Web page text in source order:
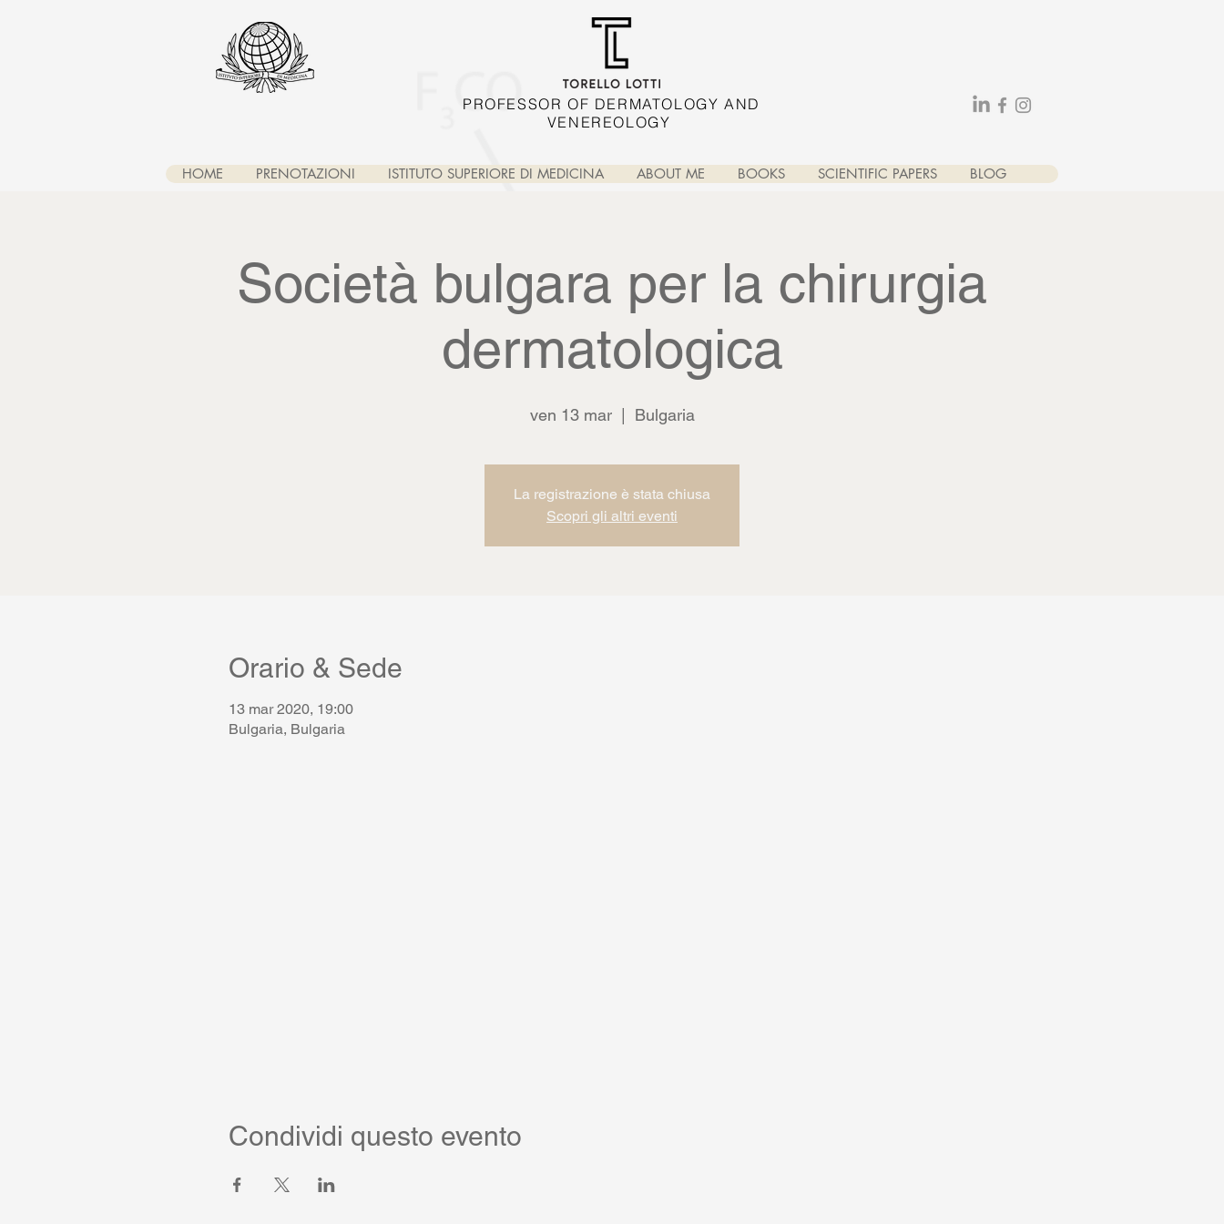
PROFESSOR OF DERMATOLOGY AND
VENEREOLOGY
HOME PRENOTAZIONI ISTITUTO SUPERIORE DI MEDICINA ABOUT ME BOOKS SCIENTIFIC PAPERS BLOG
Società bulgara per la chirurgia
dermatologica
ven 13 mar
  |
Bulgaria
La registrazione è stata chiusa
Scopri gli altri eventi
Orario & Sede
13 mar 2020, 19:00
Bulgaria, Bulgaria
Condividi questo evento